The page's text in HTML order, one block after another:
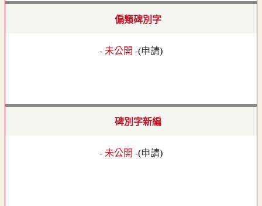
偏類碑別字
- 未公開 -(申請)
碑別字新編
- 未公開 -(申請)